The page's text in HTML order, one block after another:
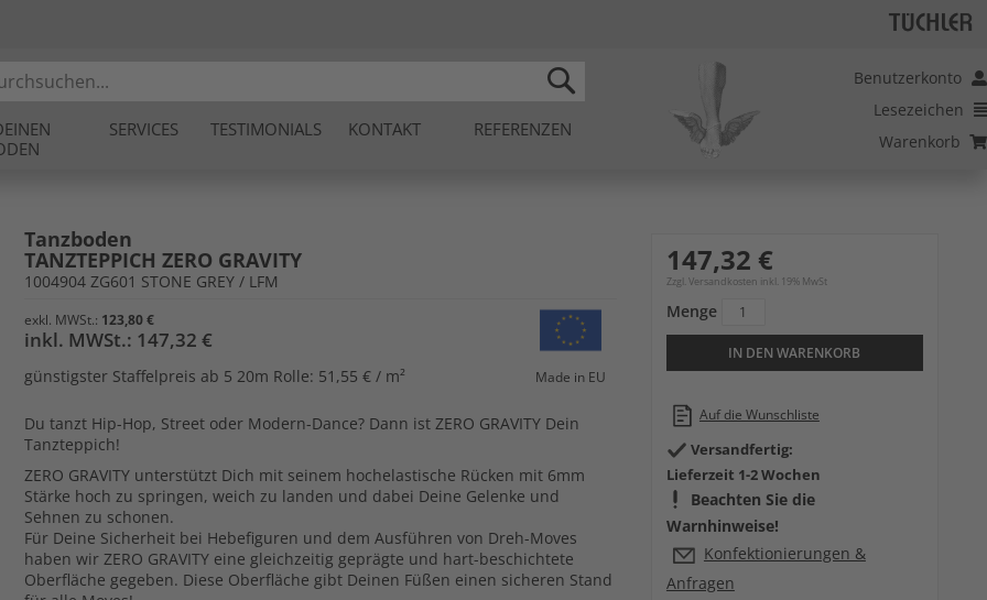
SERVICES TESTIMONIALS KONTAKT REFERENZEN
Benutzerkonto
Lesezeichen
Warenkorb
Tanzboden
TANZTEPPICH ZERO GRAVITY
1004904 ZG601 STONE GREY / LFM
147,32 €
123,80 €
günstigster Staffelpreis ab 5 20m Rolle: 51,55 € / m² Made in EU
Du tanzt Hip-Hop, Street oder Modern-Dance? Dann ist ZERO GRAVITY Dein
Tanzteppich!
ZERO GRAVITY unterstützt Dich mit seinem hochelastische Rücken mit 6mm
Stärke hoch zu springen, weich zu landen und dabei Deine Gelenke und
Sehnen zu schonen.
Für Deine Sicherheit bei Hebefiguren und dem Ausführen von Dreh-Moves
haben wir ZERO GRAVITY eine gleichzeitig geprägte und hart-beschichtete
Oberfläche gegeben. Diese Oberfläche gibt Deinen Füßen einen sicheren Stand
147,32 €
Zzgl. Versandkosten inkl. 19% MwSt
Menge
IN DEN WARENKORB
Auf die Wunschliste
Versandfertig:
Lieferzeit 1-2 Wochen
Beachten Sie die
Warnhinweise!
Konfektionierungen &
Anfragen